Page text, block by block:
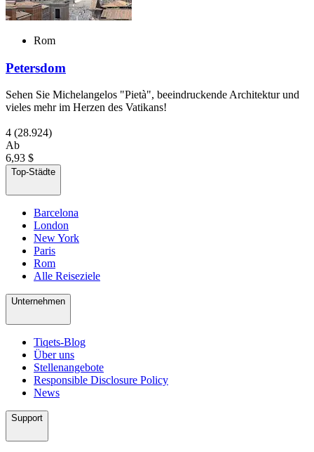
Rom
Petersdom
Sehen Sie Michelangelos "Pietà", beeindruckende Architektur und
vieles mehr im Herzen des Vatikans!
4 (28.924)
Ab
6,93 $
Top-Städte
Barcelona
London
New York
Paris
Rom
Alle Reiseziele
Unternehmen
Tiqets-Blog
Über uns
Stellenangebote
Responsible Disclosure Policy
News
Support